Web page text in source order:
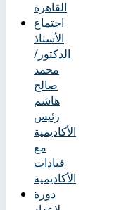
القاهرة
اجتماع
الأستاذ
الدكتور/
محمد
صالح
هاشم
رئيس
الأكاديمية
مع
قيادات
الأكاديمية
دورة